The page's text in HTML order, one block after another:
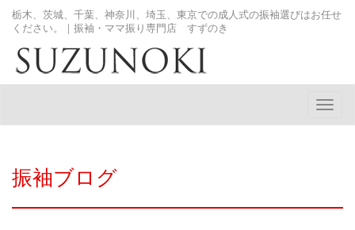
栃木、茨城、千葉、神奈川、埼玉、東京での成人式の振袖選びはお任せ
ください。｜振袖・ママ振り専門店 すずのき
メ
ニ
振袖ブログ